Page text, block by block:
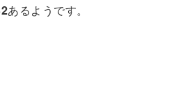
あるようです。